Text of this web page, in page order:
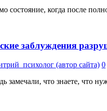
состояние, когда после
заблуждения
(автор сайта) 0
замечали, что знаете, что